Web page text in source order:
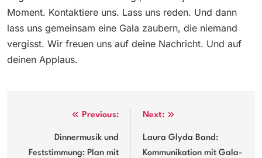
Moment. Kontaktiere uns. Lass uns reden. Und dann
lass uns gemeinsam eine Gala zaubern, die niemand
vergisst. Wir freuen uns auf deine Nachricht. Und auf
deinen Applaus.
navigation
Previous:
Dinnermusik und
Feststimmung: Plan mit
Next:
Laura Glyda Band:
Kommunikation mit Gala-